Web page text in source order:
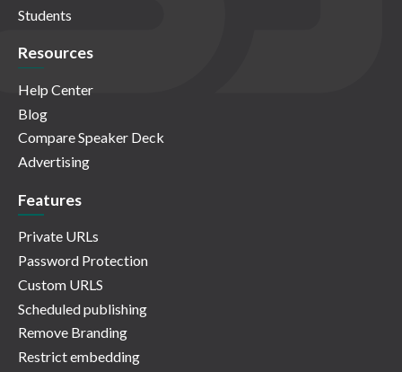
Students
Resources
Help Center
Blog
Compare Speaker Deck
Advertising
Features
Private URLs
Password Protection
Custom URLS
Scheduled publishing
Remove Branding
Restrict embedding